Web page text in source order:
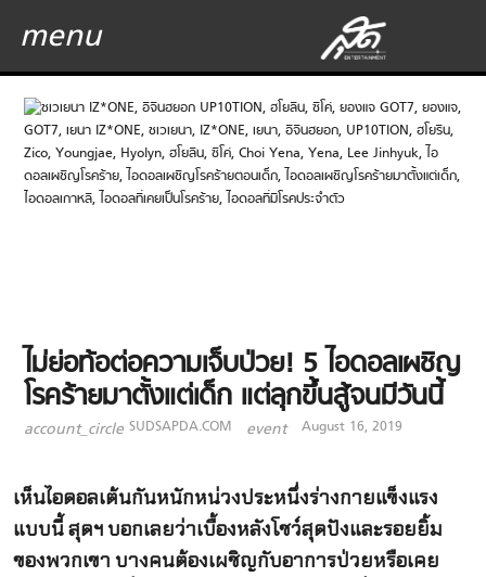
menu
ไม่ย่อท้อต่อความเจ็บป่วย! 5 ไอดอลเผชิญ
โรคร้ายมาตั้งแต่เด็ก แต่ลุกขึ้นสู้จนมีวันนี้
account_circle SUDSAPDA.COM event August 16, 2019
เห็นไอดอลเต้นกันหนักหน่วงประหนึ่งร่างกายแข็งแรง
แบบนี้ สุดฯ บอกเลยว่าเบื้องหลังโชว์สุดปังและรอยยิ้ม
ของพวกเขา บางคนต้องเผชิญกับอาการป่วยหรือเคย